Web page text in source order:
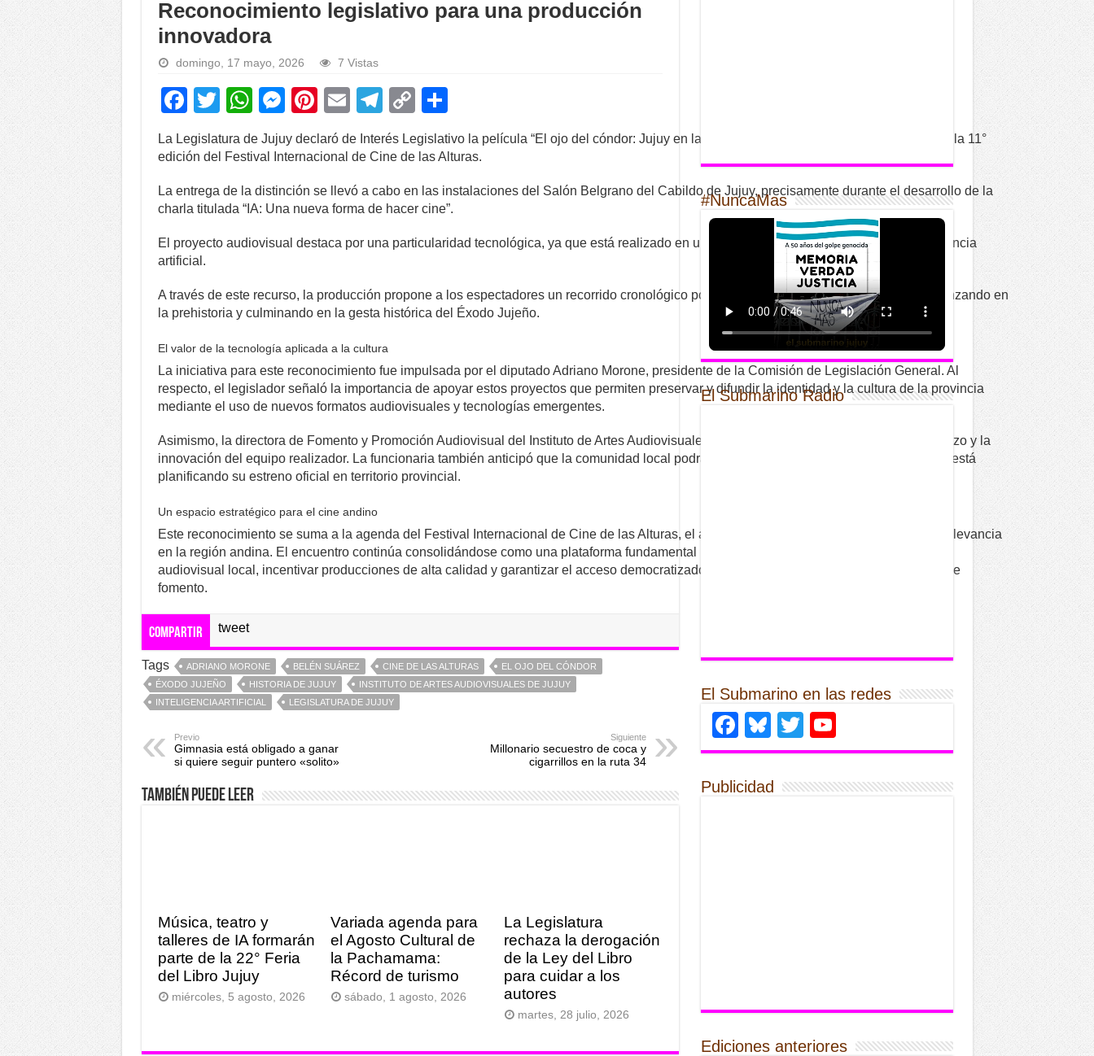
Reconocimiento legislativo para una producción
innovadora
domingo, 17 mayo, 2026 7 Vistas
F
a
c
b
o
k
T
tt
er
W
h
at
s
A
p
p
M
ss
e
n
g
er
Pi
nt
er
e
st
E
m
ail
T
el
e
gr
a
C
o
p
y
Li
n
k
h
ar
La Legislatura de Jujuy declaró de Interés Legislativo la película “El ojo del cóndor: Jujuy en la historia”, en el marco de las actividades de la 11°
edición del Festival Internacional de Cine de las Alturas.
La entrega de la distinción se llevó a cabo en las instalaciones del Salón Belgrano del Cabildo de Jujuy, precisamente durante el desarrollo de la
charla titulada “IA: Una nueva forma de hacer cine”.
El proyecto audiovisual destaca por una particularidad tecnológica, ya que está realizado en un 70 por ciento con herramientas de inteligencia
artificial.
A través de este recurso, la producción propone a los espectadores un recorrido cronológico por diversos hitos de la historia jujeña, comenzando en
la prehistoria y culminando en la gesta histórica del Éxodo Jujeño.
El valor de la tecnología aplicada a la cultura
La iniciativa para este reconocimiento fue impulsada por el diputado Adriano Morone, presidente de la Comisión de Legislación General. Al
respecto, el legislador señaló la importancia de apoyar estos proyectos que permiten preservar y difundir la identidad y la cultura de la provincia
mediante el uso de nuevos formatos audiovisuales y tecnologías emergentes.
Asimismo, la directora de Fomento y Promoción Audiovisual del Instituto de Artes Audiovisuales de Jujuy, Belén Suárez, ponderó el esfuerzo y la
innovación del equipo realizador. La funcionaria también anticipó que la comunidad local podrá disfrutar de la obra muy pronto, ya que se está
planificando su estreno oficial en territorio provincial.
Un espacio estratégico para el cine andino
Este reconocimiento se suma a la agenda del Festival Internacional de Cine de las Alturas, el acontecimiento cinematográfico de mayor relevancia
en la región andina. El encuentro continúa consolidándose como una plataforma fundamental para exponer el crecimiento de la industria
audiovisual local, incentivar producciones de alta calidad y garantizar el acceso democratizado a la cultura a través de políticas públicas de
fomento.
Compartir tweet
Tags ADRIANO MORONE BELÉN SUÁREZ CINE DE LAS ALTURAS
EL OJO DEL CÓNDOR
ÉXODO JUJEÑO
HISTORIA DE JUJUY
INSTITUTO DE ARTES AUDIOVISUALES DE JUJUY
INTELIGENCIA ARTIFICIAL
LEGISLATURA DE JUJUY
Previo
Gimnasia está obligado a ganar
si quiere seguir puntero «solito»
Siguiente
Millonario secuestro de coca y
cigarrillos en la ruta 34
También puede leer
Música, teatro y
talleres de IA formarán
parte de la 22° Feria
del Libro Jujuy
miércoles, 5 agosto, 2026
Variada agenda para
el Agosto Cultural de
la Pachamama:
Récord de turismo
sábado, 1 agosto, 2026
La Legislatura
rechaza la derogación
de la Ley del Libro
para cuidar a los
autores
martes, 28 julio, 2026
#NuncaMas
El Submarino Radio
El Submarino en las redes
Facebook
Bluesky
Twitter
Publicidad
Ediciones anteriores